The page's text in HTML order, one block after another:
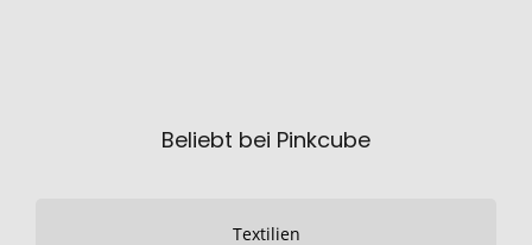
Beliebt bei Pinkcube
Textilien